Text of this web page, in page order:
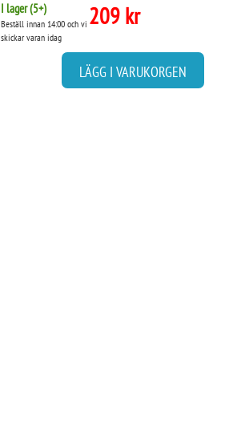
I lager (5+)
Beställ innan 14:00 och vi
skickar varan idag
209 kr
LÄGG I VARUKORGEN